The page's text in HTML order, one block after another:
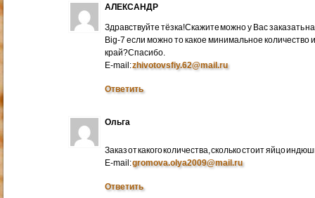
АЛЕКСАНДР
Здравствуйте тёзка!Скажите можно у Вас заказать
Big-7 если можно то какое минимальное количество
край?Спасибо.
E-mail:zhivotovsfiy.62@mail.ru
Ответить
Ольга
Заказ от какого количества, сколько стоит яйцо
E-mail:gromova.olya2009@mail.ru
Ответить